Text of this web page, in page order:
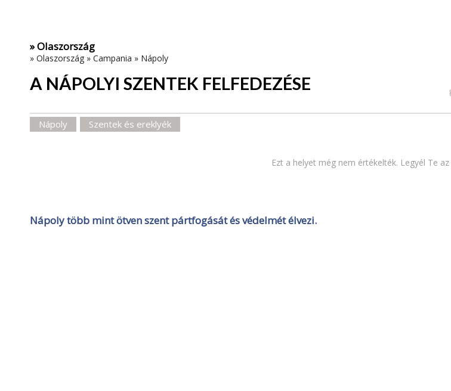
» Olaszország
» Olaszország » Campania » Nápoly
A NÁPOLYI SZENTEK FELFEDEZÉSE
Nápoly Szentek és ereklyék
Ezt a helyet még nem értékelték. Legyél Te az
Nápoly több mint ötven szent pártfogását és védelmét élvezi.